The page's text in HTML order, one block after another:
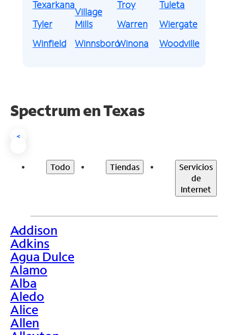
Texarkana
Tyler
Winfield
Village
Mills
Winnsboro
Troy
Warren
Winona
Tuleta
Wiergate
Woodville
Spectrum enTexas
<
Todo Tiendas
Servicios
de
Internet
>
Addison
Adkins
Agua Dulce
Alamo
Alba
Aledo
Alice
Allen